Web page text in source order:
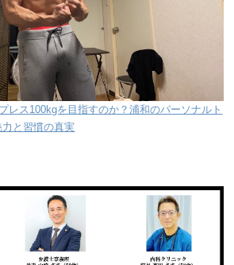
レス100kgを目指すのか？浦和のパーソナルト
と習慣の真実